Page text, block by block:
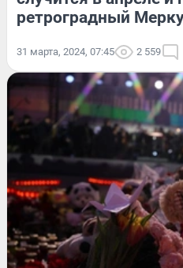
ретроградный
31 марта, 2024, 07:45 2 559